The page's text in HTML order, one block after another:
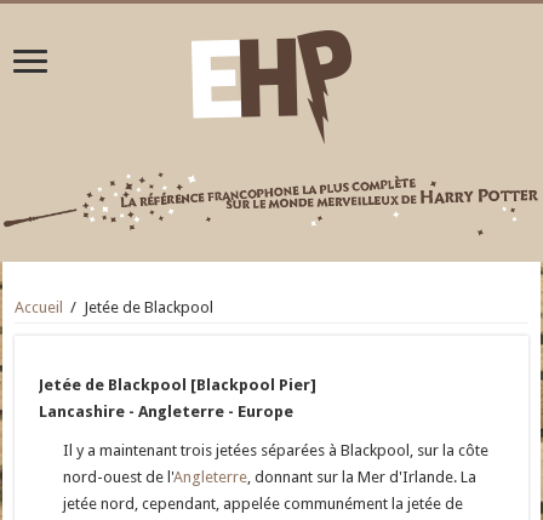
Accueil / Jetée de Blackpool
Jetée de Blackpool [Blackpool Pier]
Lancashire - Angleterre - Europe
Il y a maintenant trois jetées séparées à Blackpool, sur la côte
nord-ouest de l'Angleterre, donnant sur la Mer d'Irlande. La
jetée nord, cependant, appelée communément la jetée de